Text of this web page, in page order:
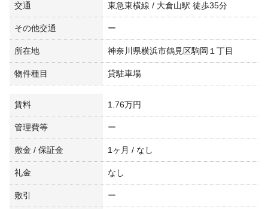
交通 東急東横線 / 大倉山駅 徒歩35分
その他交通 ー
所在地 神奈川県横浜市鶴見区駒岡１丁目
物件種目 貸駐車場
賃料 1.76万円
管理費等 ー
敷金 / 保証金 1ヶ月 / なし
礼金 なし
敷引 ー